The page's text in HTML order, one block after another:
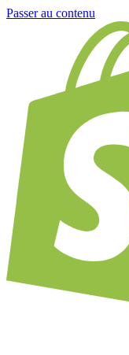
Passer au contenu